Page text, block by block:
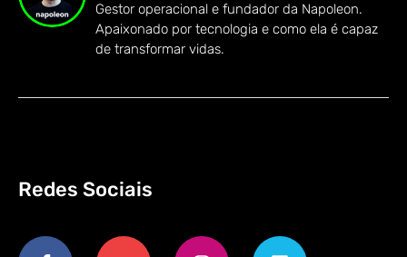
Gestor operacional e fundador da Napoleon.
Apaixonado por tecnologia e como ela é capaz
de transformar vidas.
Redes Sociais